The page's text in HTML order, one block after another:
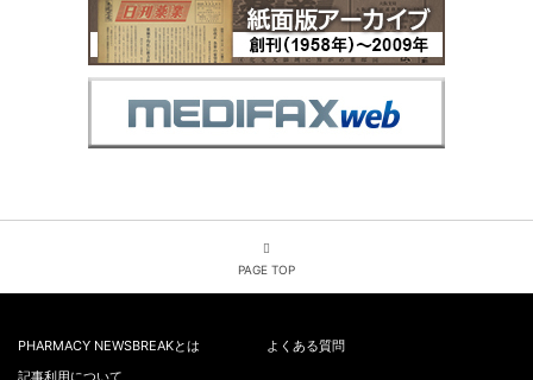
PAGE TOP
PHARMACY NEWSBREAKとは
よくある質問
記事利用について